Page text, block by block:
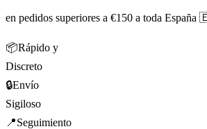
en pedidos superiores a €150 a toda
📦Rápido y
Discreto
🔒Envío
Sigiloso
📍Seguimiento